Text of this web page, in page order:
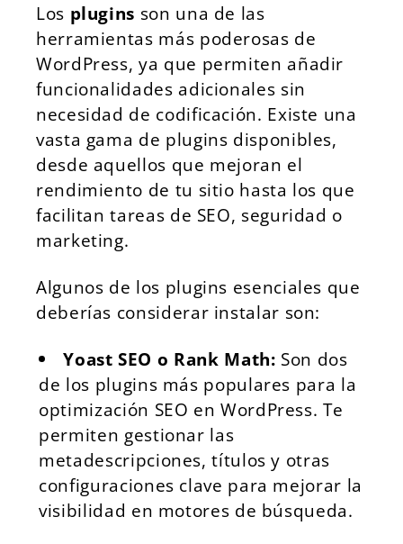
Los plugins son una de las
herramientas más poderosas de
WordPress, ya que permiten añadir
funcionalidades adicionales sin
necesidad de codificación. Existe una
vasta gama de plugins disponibles,
desde aquellos que mejoran el
rendimiento de tu sitio hasta los que
facilitan tareas de SEO, seguridad o
marketing.
Algunos de los plugins esenciales que
deberías considerar instalar son:
Yoast SEO o Rank Math: Son dos
de los plugins más populares para la
optimización SEO en WordPress. Te
permiten gestionar las
metadescripciones, títulos y otras
configuraciones clave para mejorar la
visibilidad en motores de búsqueda.